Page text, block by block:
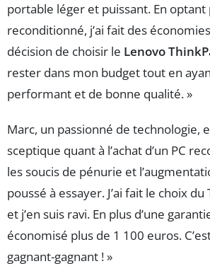
portable léger et puissant. En
reconditionné, j’ai fait des
décision de choisir le Lenovo
rester dans mon budget tout en
performant et de bonne qualité. »
Marc, un passionné de technologie,
sceptique quant à l’achat d’un PC
les soucis de pénurie et
poussé à essayer. J’ai fait le choix du
et j’en suis ravi. En plus d’une
économisé plus de 1 100 euros.
gagnant-gagnant ! »